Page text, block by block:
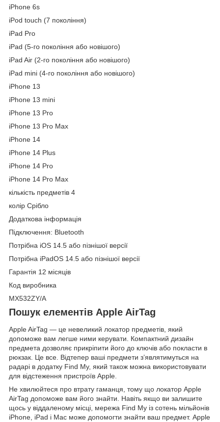
iPhone 6s
iPod touch (7 покоління)
iPad Pro
iPad (5-го покоління або новішого)
iPad Air (2-го покоління або новішого)
iPad mini (4-го покоління або новішого)
iPhone 13
iPhone 13 mini
iPhone 13 Pro
iPhone 13 Pro Max
iPhone 14
iPhone 14 Plus
iPhone 14 Pro
iPhone 14 Pro Max
кількість предметів 4
колір Срібло
Додаткова інформація
Підключення: Bluetooth
Потрібна iOS 14.5 або пізнішої версії
Потрібна iPadOS 14.5 або пізнішої версії
Гарантія 12 місяців
Код виробника
MX532ZY/A
Пошук елементів Apple AirTag
Apple AirTag — це невеликий локатор предметів, який
допоможе вам легше ними керувати. Компактний дизайн
предмета дозволяє прикріпити його до ключів або покласти в
рюкзак. Це все. Відтепер ваші предмети з’являтимуться на
радарі в додатку Find My, який також можна використовувати
для відстеження пристроїв Apple.
Не хвилюйтеся про втрату гаманця, тому що локатор Apple
AirTag допоможе вам його знайти. Навіть якщо ви залишите
щось у віддаленому місці, мережа Find My із сотень мільйонів
iPhone, iPad і Mac може допомогти знайти ваш предмет. Apple